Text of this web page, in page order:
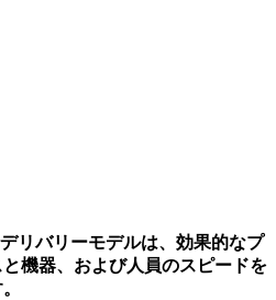
デリバリーモデルは、効果的なプ
機器、および人員のスピードを